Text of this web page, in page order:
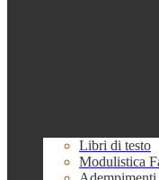
Libri di testo
Modulistica